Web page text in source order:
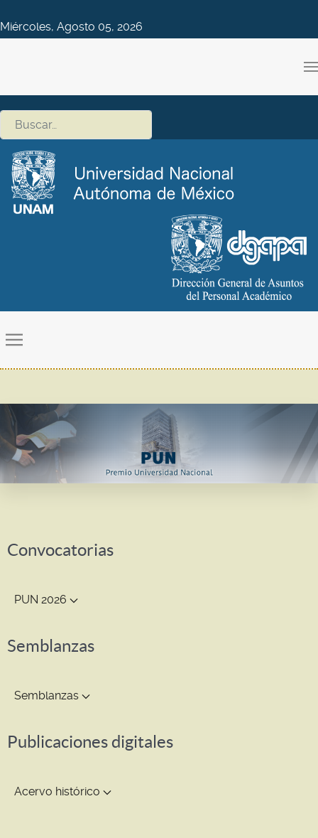
Miércoles, Agosto 05, 2026
Buscar
Convocatorias
PUN 2026
Semblanzas
Semblanzas
Publicaciones digitales
Acervo histórico